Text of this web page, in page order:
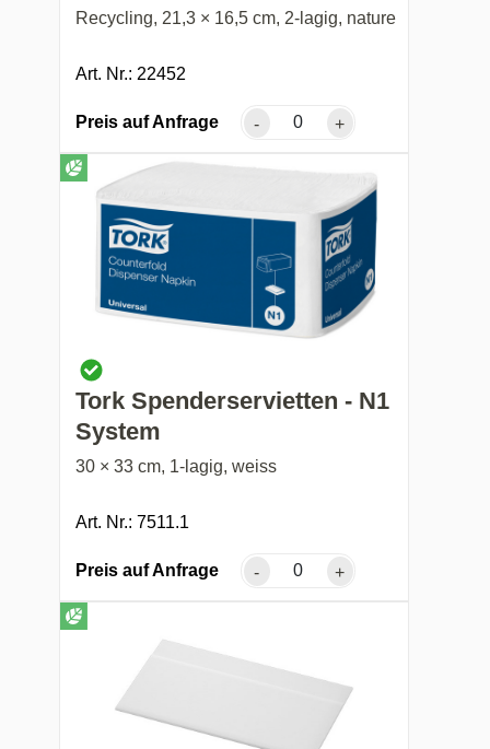
Recycling, 21,3 × 16,5 cm, 2-lagig, nature
Art. Nr.: 22452
Preis auf Anfrage - +
Tork Spenderservietten - N1
System
30 × 33 cm, 1-lagig, weiss
Art. Nr.: 7511.1
Preis auf Anfrage - +